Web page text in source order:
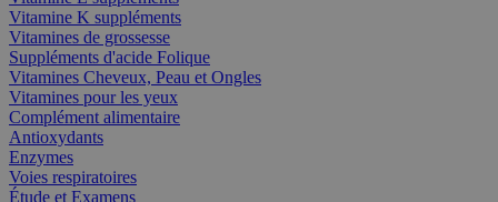
Vitamine K suppléments
Vitamines de grossesse
Suppléments d'acide Folique
Vitamines Cheveux, Peau et Ongles
Vitamines pour les yeux
Complément alimentaire
Antioxydants
Enzymes
Voies respiratoires
Étude et Examens